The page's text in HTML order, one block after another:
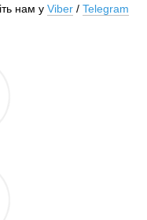
нам у Viber / Telegram